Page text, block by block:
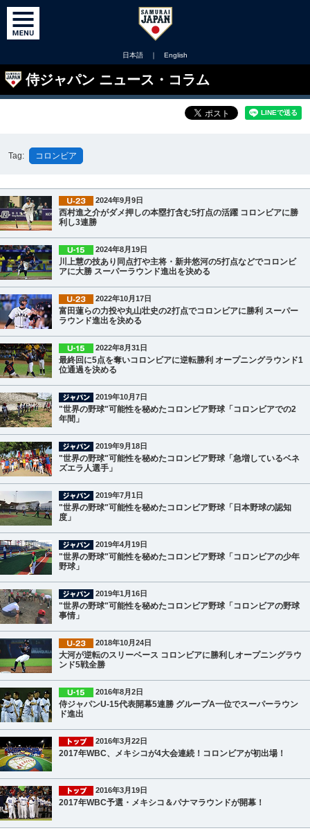
日本語 ｜ English
侍ジャパン ニュース・コラム
Tag: コロンビア
2024年9月9日
西村進之介がダメ押しの本塁打含む5打点の活躍 コロンビアに勝
利し3連勝
2024年8月19日
川上慧の技あり同点打や主将・新井悠河の5打点などでコロンビ
アに大勝 スーパーラウンド進出を決める
2022年10月17日
富田蓮らの力投や丸山壮史の2打点でコロンビアに勝利 スーパー
ラウンド進出を決める
2022年8月31日
最終回に5点を奪いコロンビアに逆転勝利 オープニングラウンド1
位通過を決める
2019年10月7日
"世界の野球"可能性を秘めたコロンビア野球「コロンビアでの2
年間」
2019年9月18日
"世界の野球"可能性を秘めたコロンビア野球「急増しているベネ
ズエラ人選手」
2019年7月1日
"世界の野球"可能性を秘めたコロンビア野球「日本野球の認知
度」
2019年4月19日
"世界の野球"可能性を秘めたコロンビア野球「コロンビアの少年
野球」
2019年1月16日
"世界の野球"可能性を秘めたコロンビア野球「コロンビアの野球
事情」
2018年10月24日
大河が逆転のスリーベース コロンビアに勝利しオープニングラウ
ンド5戦全勝
2016年8月2日
侍ジャパンU-15代表開幕5連勝 グループA一位でスーパーラウン
ド進出
2016年3月22日
2017年WBC、メキシコが4大会連続！コロンビアが初出場！
2016年3月19日
2017年WBC予選・メキシコ＆パナマラウンドが開幕！